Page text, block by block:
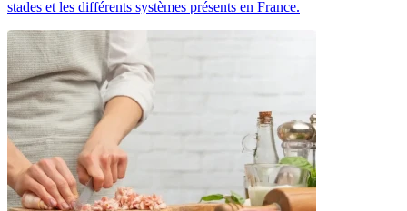
stades et les différents systèmes présents en France.